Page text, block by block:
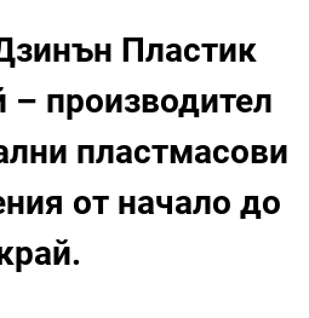
Пластик
производител
пластмасови
от начало до